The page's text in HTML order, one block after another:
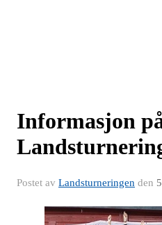
Informasjon
Postet av Landsturneringen den